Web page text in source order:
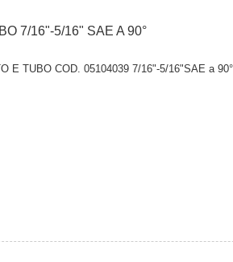
7/16"-5/16" SAE A 90°
E TUBO COD. 05104039 7/16"-5/16"SAE a